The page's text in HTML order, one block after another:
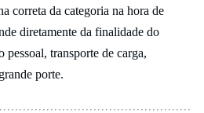
correta da categoria na hora de
diretamente da finalidade do
transporte de carga,
porte.